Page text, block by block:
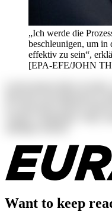
„Ich werde die
beschleunigen, um in
effektiv zu sein“,
[EPA-EFE/JOHN
Want to keep